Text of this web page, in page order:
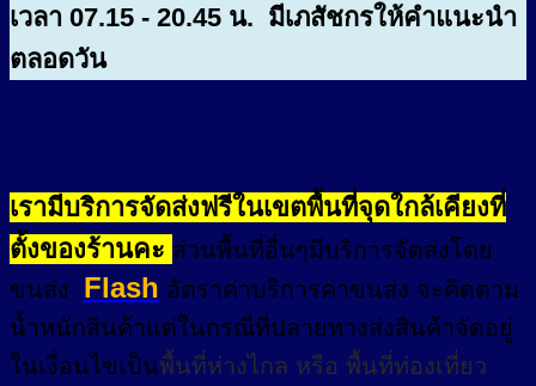
เวลา 07.15 - 20.45 น. มีเภสัชกรให้คำแนะนำ
ตลอดวัน
เรามีบริการจัดส่งฟรีในเขตพื้นที่จุดใกล้เคียงที่
ตั้งของร้านคะ ส่วนพื้นที่อื่นๆมีบริการจัดส่งโดย
ขนส่ง Flash อัตราค่าบริการค่าขนส่ง จะคิดตาม
น้ำหนักสินค้าแต่ในกรณีที่ปลายทางส่งสินค้าจัดอยู่
ในเงื่อนไขเป็นพื้นที่ห่างไกล หรือ พื้นที่ท่องเที่ยว